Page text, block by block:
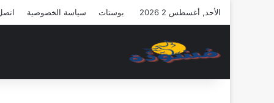
الأحد, أغسطس 2 2026 بوستات سياسة الخصوصية